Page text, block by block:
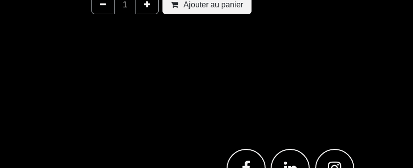
Ajouter au panier